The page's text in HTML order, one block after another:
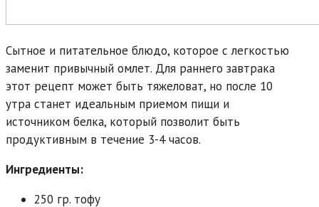
Сытное и питательное блюдо, которое с легкостью
заменит привычный омлет. Для раннего завтрака
этот рецепт может быть тяжеловат, но после 10
утра станет идеальным приемом пищи и
источником белка, который позволит быть
продуктивным в течение 3-4 часов.
Ингредиенты:
250 гр. тофу